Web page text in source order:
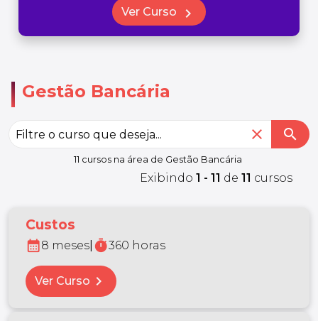
Ver Curso chevron_right
Gestão Bancária
close search
11 cursos na área de Gestão Bancária
Exibindo 1 - 11 de 11 cursos
Custos
calendar_month8 meses timer360 horas
Ver Curso chevron_right